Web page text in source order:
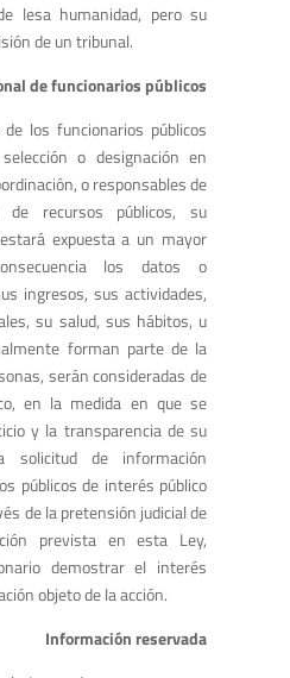
lesa humanidad, pero su
de un tribunal.
de funcionarios públicos
los funcionarios públicos
o designación en
o responsables de
de recursos públicos, su
expuesta a un mayor
los datos o
ingresos, sus actividades,
su salud, sus hábitos, u
forman parte de la
serán consideradas de
en la medida en que se
y la transparencia de su
solicitud de información
públicos de interés público
de la pretensión judicial de
prevista en esta Ley,
demostrar el interés
objeto de la acción.
Información reservada